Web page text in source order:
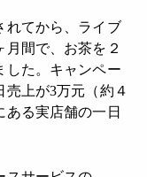
れてから、ライブ
月間で、お茶を２
した。キャンペー
上が3万元（約４
ある実店舗の一日